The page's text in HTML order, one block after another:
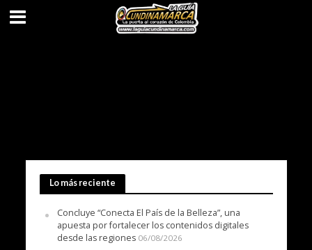
Lo más reciente
Concluye “Conecta El País de la Belleza”, una
apuesta por fortalecer los contenidos digitales
desde las regiones 06/08/2026